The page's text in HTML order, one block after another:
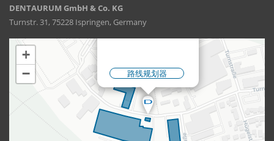
DENTAURUM GmbH & Co. KG
Turnstr. 31, 75228 Ispringen, Germany